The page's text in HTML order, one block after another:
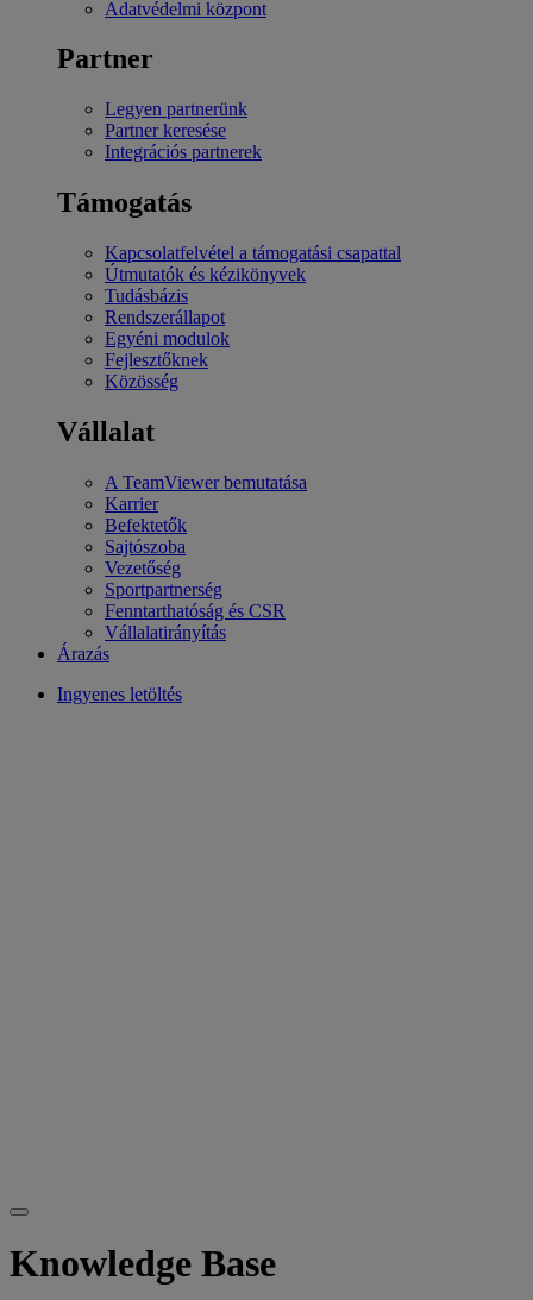
Adatvédelmi központ
Partner
Legyen partnerünk
Partner keresése
Integrációs partnerek
Támogatás
Kapcsolatfelvétel a támogatási csapattal
Útmutatók és kézikönyvek
Tudásbázis
Rendszerállapot
Egyéni modulok
Fejlesztőknek
Közösség
Vállalat
A TeamViewer bemutatása
Karrier
Befektetők
Sajtószoba
Vezetőség
Sportpartnerség
Fenntarthatóság és CSR
Vállalatirányítás
Árazás
Ingyenes letöltés
Knowledge Base